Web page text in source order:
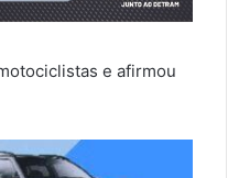
e afirmou